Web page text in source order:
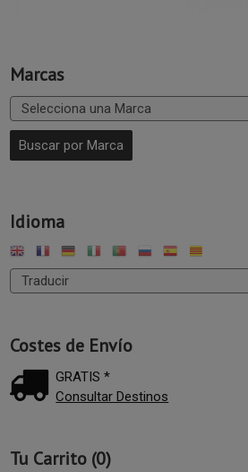
Marcas
Idioma
Costes de Envío
GRATIS *
Consultar Destinos
Tu Carrito (0)